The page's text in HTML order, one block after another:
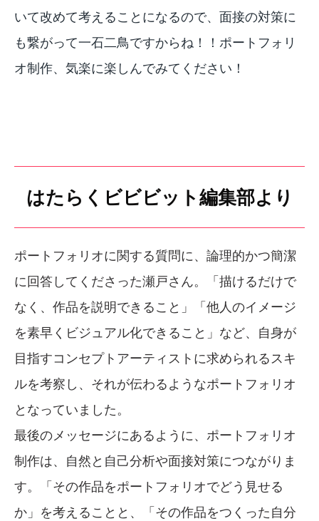
いて改めて考えることになるので、面接の対策に
も繋がって一石二鳥ですからね！！ポートフォリ
オ制作、気楽に楽しんでみてください！
はたらくビビビット編集部より
ポートフォリオに関する質問に、論理的かつ簡潔
に回答してくださった瀬戸さん。「描けるだけで
なく、作品を説明できること」「他人のイメージ
を素早くビジュアル化できること」など、自身が
目指すコンセプトアーティストに求められるスキ
ルを考察し、それが伝わるようなポートフォリオ
となっていました。
最後のメッセージにあるように、ポートフォリオ
制作は、自然と自己分析や面接対策につながりま
す。「その作品をポートフォリオでどう見せる
か」を考えることと、「その作品をつくった自分